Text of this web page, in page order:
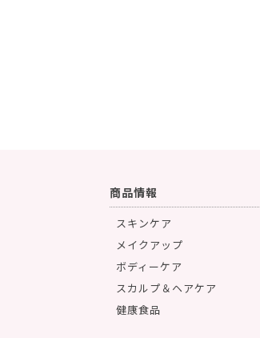
商品情報
スキンケア
メイクアップ
ボディーケア
スカルプ＆ヘアケア
健康食品